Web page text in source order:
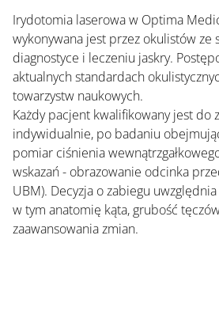
Irydotomia laserowa w Optima
wykonywana jest przez okulistów ze
diagnostyce i leczeniu jaskry.
aktualnych standardach
towarzystw naukowych.
Każdy pacjent kwalifikowany jest do
indywidualnie, po badaniu
pomiar ciśnienia
wskazań - obrazowanie odcinka
UBM). Decyzja o zabiegu
w tym anatomię kąta, grubość
zaawansowania zmian.